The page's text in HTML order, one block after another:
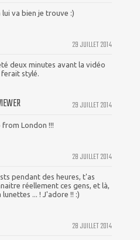
lui va bien je trouve :)
29 JUILLET 2014
deux minutes avant la vidéo
ferait stylé.
29 JUILLET 2014
London !!!
28 JUILLET 2014
pendant des heures, t'as
réellement ces gens, et là,
lunettes ... ! J'adore !! :)
28 JUILLET 2014